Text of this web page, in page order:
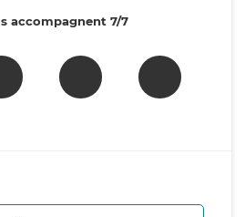
accompagnent 7/7